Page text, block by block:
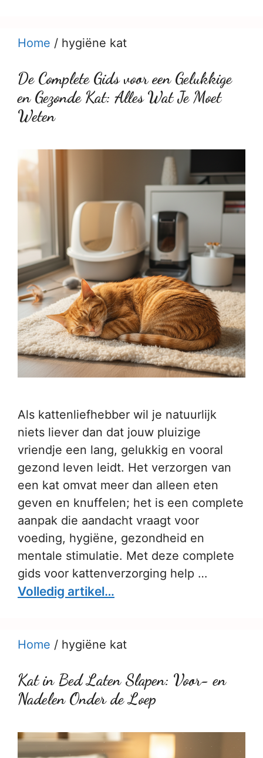
Home / hygiëne kat
De Complete Gids voor een Gelukkige
en Gezonde Kat: Alles Wat Je Moet
Weten
Als kattenliefhebber wil je natuurlijk
niets liever dan dat jouw pluizige
vriendje een lang, gelukkig en vooral
gezond leven leidt. Het verzorgen van
een kat omvat meer dan alleen eten
geven en knuffelen; het is een complete
aanpak die aandacht vraagt voor
voeding, hygiëne, gezondheid en
mentale stimulatie. Met deze complete
gids voor kattenverzorging help …
Volledig artikel…
Home / hygiëne kat
Kat in Bed Laten Slapen: Voor- en
Nadelen Onder de Loep